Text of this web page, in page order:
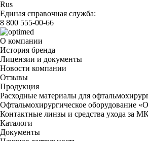
Rus
Единая справочная служба:
8 800 555-00-66
О компании
История бренда
Лицензии и документы
Новости компании
Отзывы
Продукция
Расходные материалы для
Офтальмохирургическое оборудование
Контактные линзы и средства ухода за
Каталоги
Документы